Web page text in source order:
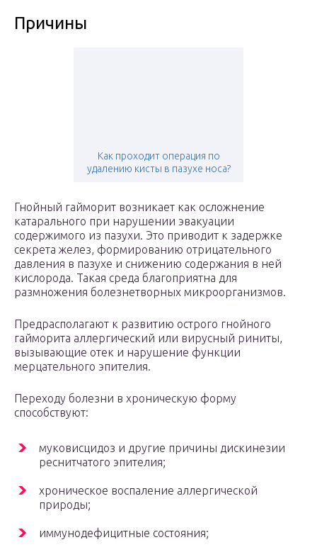
Причины
Как проходит операция по
удалению кисты в пазухе носа?
Гнойный гайморит возникает как осложнение
катарального при нарушении эвакуации
содержимого из пазухи. Это приводит к задержке
секрета желез, формированию отрицательного
давления в пазухе и снижению содержания в ней
кислорода. Такая среда благоприятна для
размножения болезнетворных микроорганизмов.
Предрасполагают к развитию острого гнойного
гайморита аллергический или вирусный риниты,
вызывающие отек и нарушение функции
мерцательного эпителия.
Переходу болезни в хроническую форму
способствуют:
муковисцидоз и другие причины дискинезии
реснитчатого эпителия;
хроническое воспаление аллергической
природы;
иммунодефицитные состояния;